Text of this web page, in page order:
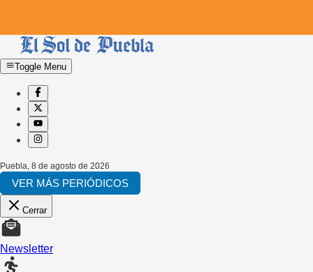
Toggle Menu
Puebla 8 de agosto de 2026
VER MÁS PERIÓDICOS
Cerrar
Newsletter